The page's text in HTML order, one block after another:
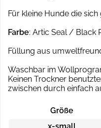
Für kleine Hunde die
Farbe: Artic Seal / Black
Füllung aus
Waschbar im
Keinen Trockner
zwischen durch einfach
Größe